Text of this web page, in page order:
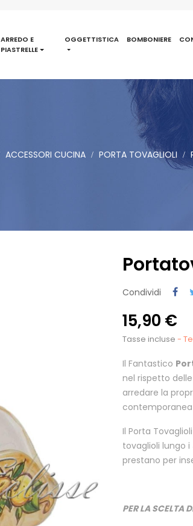
ARREDO E
PIASTRELLE
OGGETTISTICA BOMBONIERE
ACCESSORI CUCINA PORTA TOVAGLIOLI
Condividi
15,90 €
Tasse incluse -
Il Fantastico
nel rispetto
arredare la
Il Porta
tovaglioli lungo
prestano per
PER LA SCELTA